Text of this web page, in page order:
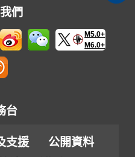
們
M5.0+
M6.0+
台
支援
公開資料